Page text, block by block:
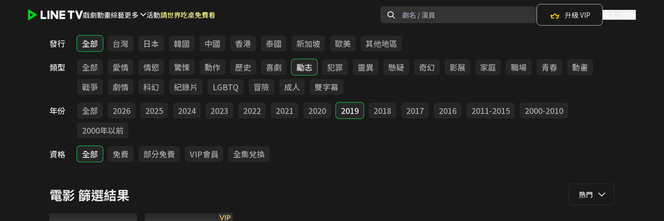
戲劇動畫綜藝更多 活動請世界吃桌免費看 升級 VIP
發行 全部 台灣 日本 韓國 中國 香港 泰國 新加坡 歐美
其他地區
類型
全部 愛情 情慾 驚悚 動作 歷史 喜劇 勵志 犯罪 靈異 懸疑 奇幻 影展 家庭 職場 青春
動畫
戰爭
劇情 科幻 紀錄片 LGBTQ 冒險 成人
雙字幕
年份
全部 2026 2025 2024 2023 2022 2021 2020 2019 2018 2017 2016 2011-2015
2000-2010
2000年以前
資格
全部 免費 部分免費 VIP會員 全集兌換
電影 篩選結果 熱門
VIP